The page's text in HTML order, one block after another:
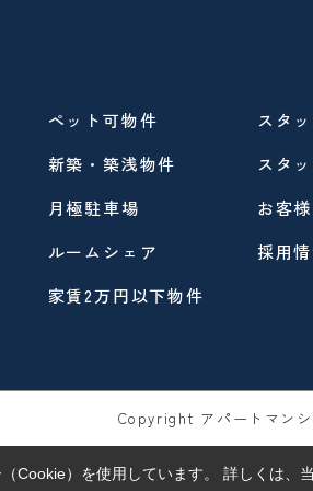
ペット可物件
新築・築浅物件
月極駐車場
ルームシェア
家賃2万円以下物件
スタ
スタ
お客
採用
Copyright アパートマン
Cookie）を使用しています。 詳しくは、